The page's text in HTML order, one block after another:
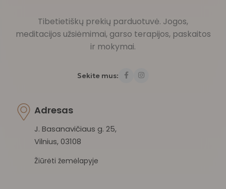
Tibetietiškų prekių parduotuvė. Jogos,
meditacijos užsiėmimai, garso terapijos, paskaitos
ir mokymai.
Sekite mus:
Adresas
J. Basanavičiaus g. 25,
Vilnius, 03108
Žiūrėti žemėlapyje